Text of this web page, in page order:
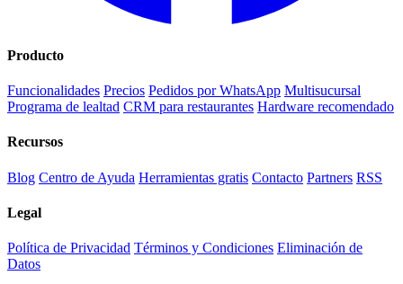
Producto
Funcionalidades Precios Pedidos por WhatsApp Multisucursal
Programa de lealtad CRM para restaurantes Hardware recomendado
Recursos
Blog Centro de Ayuda Herramientas gratis Contacto Partners RSS
Legal
Política de Privacidad Términos y Condiciones Eliminación de
Datos